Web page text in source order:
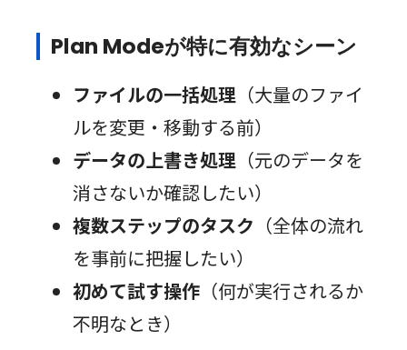
Plan Modeが特に有効なシーン
ファイルの一括処理 （大量のファイ
ルを変更・移動する前）
データの上書き処理 （元のデータを
消さないか確認したい）
複数ステップのタスク （全体の流れ
を事前に把握したい）
初めて試す操作 （何が実行されるか
不明なとき）